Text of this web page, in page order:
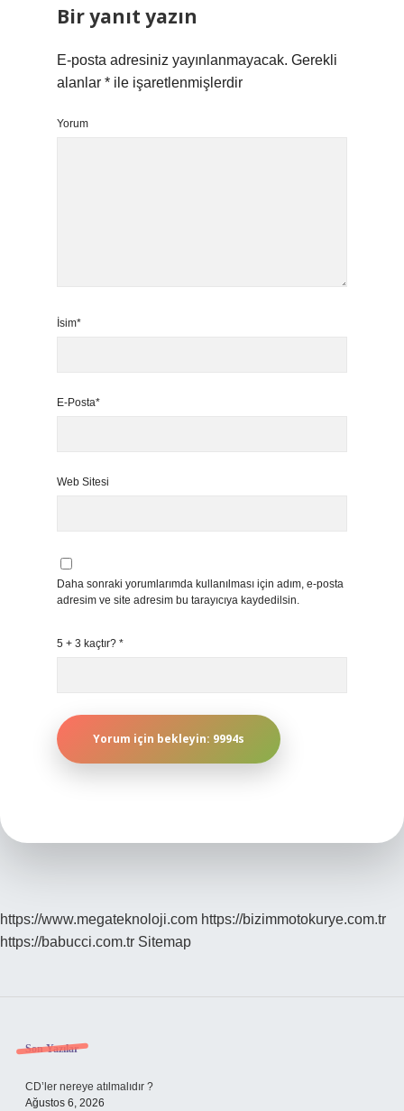
Bir yanıt yazın
E-posta adresiniz yayınlanmayacak. Gerekli
alanlar * ile işaretlenmişlerdir
Yorum
İsim*
E-Posta*
Web Sitesi
Daha sonraki yorumlarımda kullanılması için adım, e-posta
adresim ve site adresim bu tarayıcıya kaydedilsin.
5 + 3 kaçtır? *
https://www.megateknoloji.com https://bizimmotokurye.com.tr
https://babucci.com.tr Sitemap
Sidebar
Son Yazılar
CD’ler nereye atılmalıdır ?
Ağustos 6, 2026